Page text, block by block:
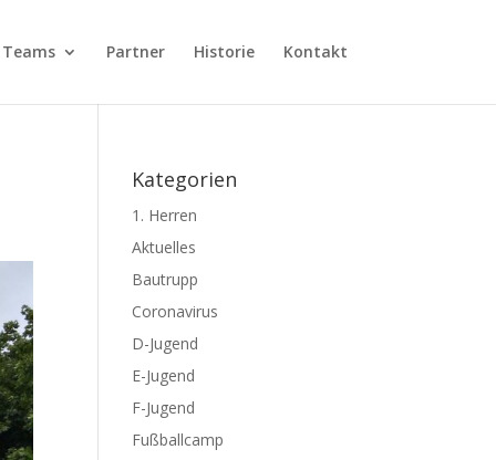
Teams Partner Historie Kontakt
Kategorien
1. Herren
Aktuelles
Bautrupp
Coronavirus
D-Jugend
E-Jugend
F-Jugend
Fußballcamp